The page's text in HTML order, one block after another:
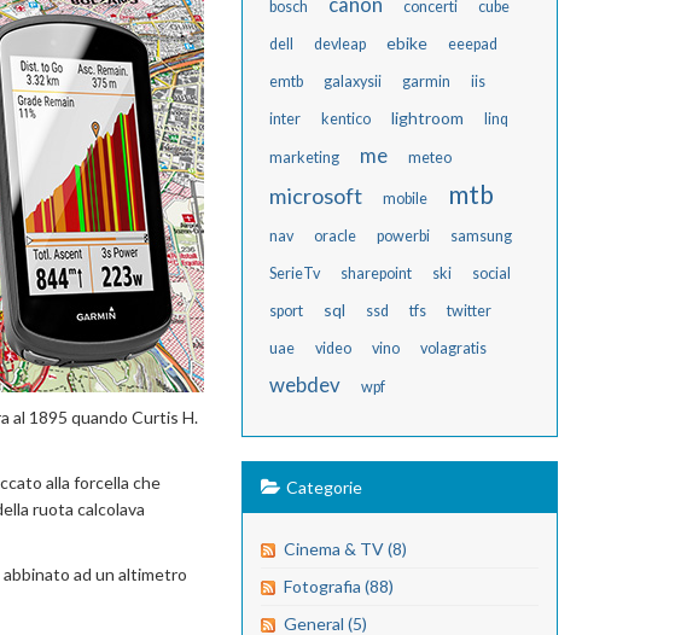
al 1895 quando Curtis H.
alla forcella che
ruota calcolava
ad un altimetro
bosch concerti cube
dell devleap ebike eeepad
emtb galaxysii garmin iis
inter kentico lightroom linq
marketing me meteo
microsoft mobile mtb
nav oracle powerbi samsung
SerieTv sharepoint ski social
sport sql ssd tfs twitter
uae video vino volagratis
webdev wpf
Categorie
Cinema & TV (8)
Fotografia (88)
General (5)